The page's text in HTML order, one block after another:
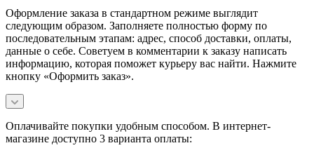
Оформление заказа в стандартном режиме выглядит
следующим образом. Заполняете полностью форму по
последовательным этапам: адрес, способ доставки, оплаты,
данные о себе. Советуем в комментарии к заказу написать
информацию, которая поможет курьеру вас найти. Нажмите
кнопку «Оформить заказ».
Оплачивайте покупки удобным способом. В интернет-
магазине доступно 3 варианта оплаты: